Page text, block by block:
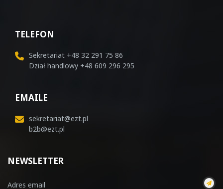
TELEFON
Sekretariat +48 32 291 75 86
Dział handlowy +48 609 296 295
EMAILE
sekretariat@ezt.pl
b2b@ezt.pl
NEWSLETTER